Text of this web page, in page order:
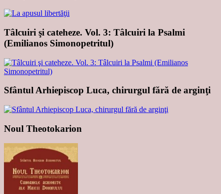
Tâlcuiri şi cateheze. Vol. 3: Tâlcuiri la Psalmi
(Emilianos Simonopetritul)
Sfântul Arhiepiscop Luca, chirurgul fără de arginţi
Noul Theotokarion